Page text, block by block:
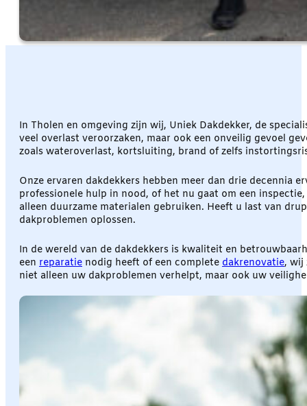
In Tholen en omgeving zijn wij, Uniek Dakdekker, de
veel overlast veroorzaken, maar ook een onveilig gevoel
zoals wateroverlast, kortsluiting, brand of zelfs
Onze ervaren dakdekkers hebben meer dan drie decennia
professionele hulp in nood, of het nu gaat om een
alleen duurzame materialen gebruiken. Heeft u last van
dakproblemen oplossen.
In de wereld van de dakdekkers is kwaliteit en
een reparatie nodig heeft of een complete dakrenovatie, wij
niet alleen uw dakproblemen verhelpt, maar ook uw